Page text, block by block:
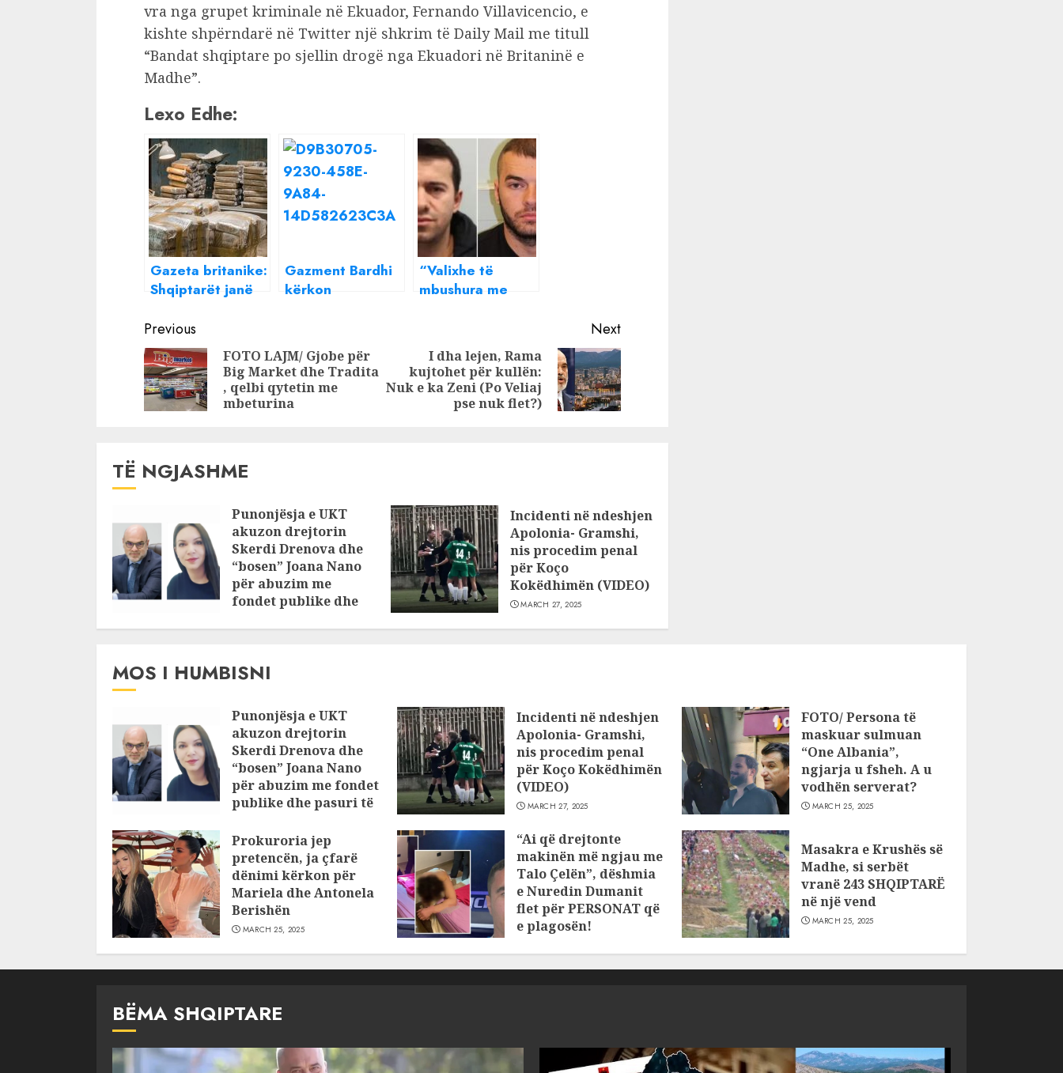
vra nga grupet kriminale në Ekuador, Fernando Villavicencio, e
kishte shpërndarë në Twitter një shkrim të Daily Mail me titull
“Bandat shqiptare po sjellin drogë nga Ekuadori në Britaninë e
Madhe”.
Lexo Edhe:
Gazeta britanike:
Shqiptarët janë
të drogës në
Mbretërin e
Bashkuar!
Gazment Bardhi
kërkon
zgjedhim bashkë
me Komisionin e
Rithemelimit
“Valixhe të
mbushura me
shqiptarë i
shpëtojnë
dëbimit nga
Continue
Reading
Previous
Previous
post:
FOTO LAJM/ Gjobe për
Big Market dhe Tradita
, qelbi qytetin me
mbeturina
Next
Next
post:
I dha lejen, Rama
kujtohet për kullën:
Nuk e ka Zeni (Po Veliaj
pse nuk flet?)
TË NGJASHME
Punonjësja e UKT
akuzon drejtorin
Skerdi Drenova dhe
“bosen” Joana Nano
për abuzim me
fondet publike dhe
Incidenti në ndeshjen
Apolonia- Gramshi,
nis procedim penal
për Koço
Kokëdhimën (VIDEO)
MARCH 27, 2025
MOS I HUMBISNI
Punonjësja e UKT
akuzon drejtorin
Skerdi Drenova dhe
“bosen” Joana Nano
për abuzim me fondet
publike dhe pasuri të
JULY 24, 2025
Incidenti në ndeshjen
Apolonia- Gramshi,
nis procedim penal
për Koço Kokëdhimën
(VIDEO)
MARCH 27, 2025
FOTO/ Persona të
maskuar sulmuan
“One Albania”,
ngjarja u fsheh. A u
vodhën serverat?
MARCH 25, 2025
Prokuroria jep
pretencën, ja çfarë
dënimi kërkon për
Mariela dhe Antonela
Berishën
MARCH 25, 2025
“Ai që drejtonte
makinën më ngjau me
Talo Çelën”, dëshmia
e Nuredin Dumanit
flet për PERSONAT që
e plagosën!
Masakra e Krushës së
Madhe, si serbët
vranë 243 SHQIPTARË
në një vend
MARCH 25, 2025
BËMA SHQIPTARE